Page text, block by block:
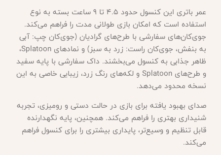
عمر باتری این کنسول حدود 4.5 تا 9 ساعت بسته به نوع
استفاده است که امکان بازی طولانی مدت را فراهم می‌کند.
جوی‌کان‌های سفارشی با طرح‌های گرادیان (جوی‌کان چپ: آبی
به بنفش، جوی‌کان راست: زرد به سبز) و نمادهای
Splatoon،
ظاهر جذابی به کنسول می‌بخشند. داک سفارشی با پایه سفید
و طرح‌های Splatoon و لکه‌های رنگ زرد، زیبایی خاصی به این
نسخه محدود می‌دهد.
صدای بهبود یافته برای بازی در حالت دستی و رومیزی، تجربه
شنیداری بهتری را فراهم می‌کند. همچنین، پایه نگهدارنده
قابل تنظیم و وسیع‌تر، پایداری بیشتری را برای کنسول فراهم
می‌کند.